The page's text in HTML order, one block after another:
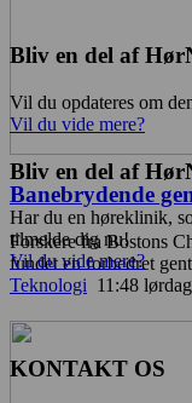
Banebrydende
Forskere fra Bostons
fundet en forbedret
Teknologi 11:48
Bliv en del af
Vil du opdateres om
Vil du vide mere?
Bliv en del af
Har du en høreklinik,
tilmelde dig nu!
Vil du vide mere?
KONTAKT OS